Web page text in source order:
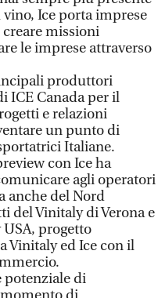
Ice porta imprese
missioni
le imprese attraverso
produttori
ICE Canada per il
e relazioni
un punto di
Italiane.
con Ice ha
agli operatori
anche del Nord
del Vinitaly di Verona e
progetto
Vinitaly ed Ice con il
potenziale di